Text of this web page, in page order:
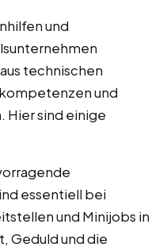
und
technischen
und
Hier sind einige
essentiell bei
und Minijobs in
Geduld und die